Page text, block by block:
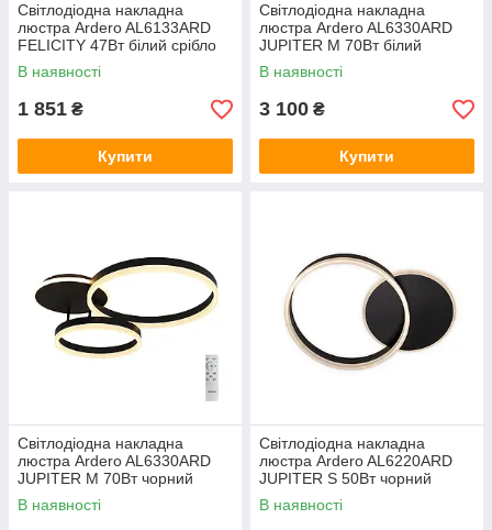
Світлодіодна накладна
люстра Ardero AL6133ARD
FELICITY 47Вт білий срібло
В наявності
1 851 ₴
Купити
Світлодіодна накладна
люстра Ardero AL6330ARD
JUPITER M 70Вт білий
В наявності
3 100 ₴
Купити
Світлодіодна накладна
люстра Ardero AL6330ARD
JUPITER M 70Вт чорний
В наявності
Світлодіодна накладна
люстра Ardero AL6220ARD
JUPITER S 50Вт чорний
В наявності